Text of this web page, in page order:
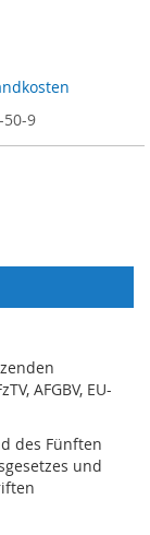
50-9
AFGBV, EU-
des Fünften
und